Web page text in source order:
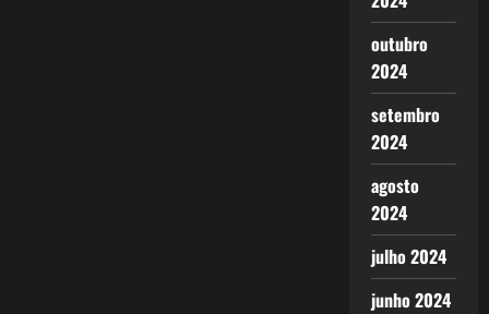
outubro
2024
setembro
2024
agosto
2024
julho 2024
junho 2024